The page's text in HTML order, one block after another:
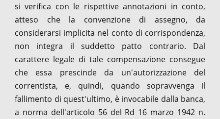
si verifica con le rispettive annotazioni in conto,
atteso che la convenzione di assegno, da
considerarsi implicita nel conto di corrispondenza,
non integra il suddetto patto contrario. Dal
carattere legale di tale compensazione consegue
che essa prescinde da un'autorizzazione del
correntista, e, quindi, quando sopravvenga il
fallimento di quest'ultimo, è invocabile dalla banca,
a norma dell'articolo 56 del Rd 16 marzo 1942 n.